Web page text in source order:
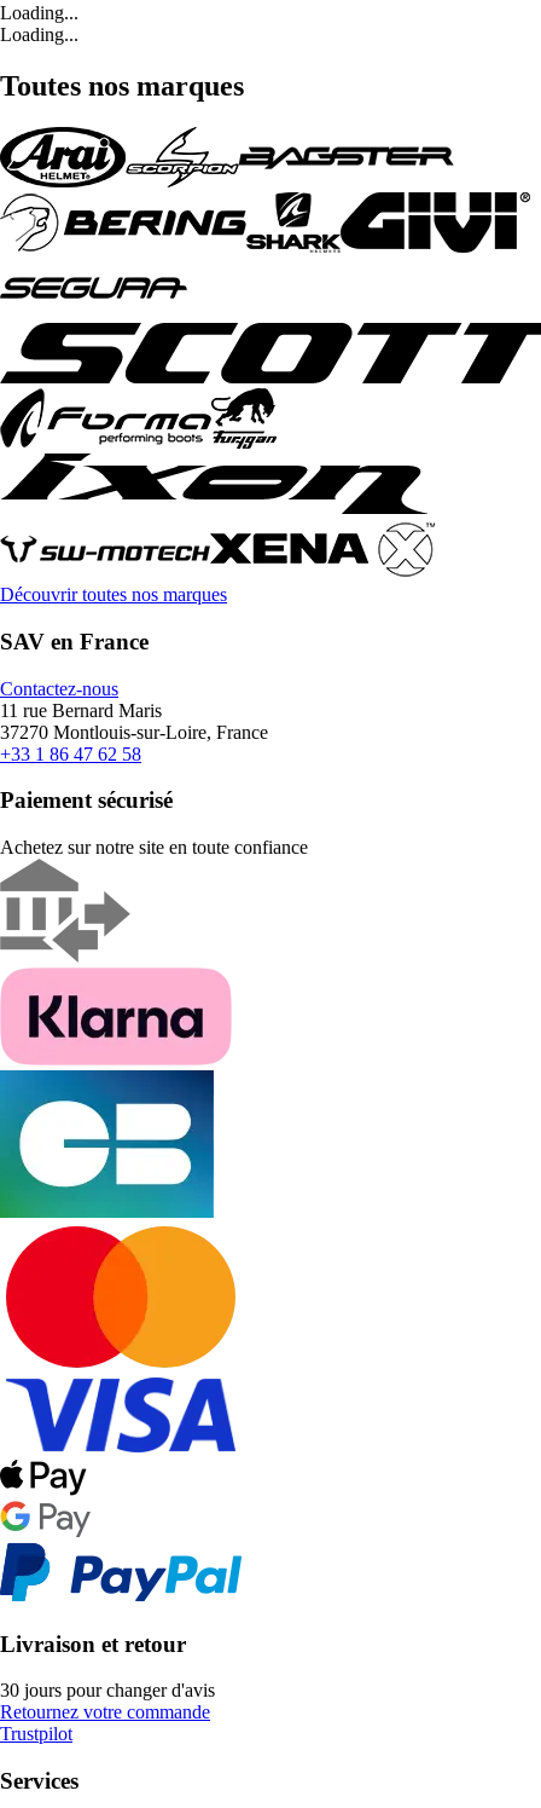
Loading...
Loading...
Toutes nos marques
Découvrir toutes nos marques
SAV en France
Contactez-nous
11 rue Bernard Maris
37270 Montlouis-sur-Loire, France
+33 1 86 47 62 58
Paiement sécurisé
Achetez sur notre site en toute confiance
Livraison et retour
30 jours pour changer d'avis
Retournez votre commande
Trustpilot
Services